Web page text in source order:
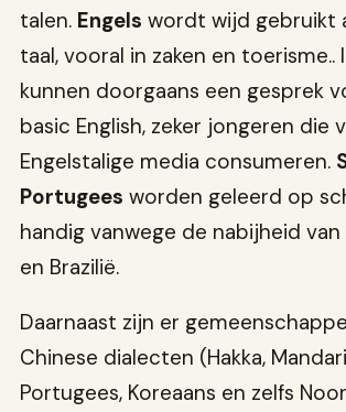
talen. Engels wordt wijd gebruikt
taal, vooral in zaken en toerisme..
kunnen doorgaans een gesprek
basic English, zeker jongeren die
Engelstalige media consumeren.
Portugees worden geleerd op
handig vanwege de nabijheid van
en Brazilië.
Daarnaast zijn er
Chinese dialecten (Hakka,
Portugees, Koreaans en zelfs